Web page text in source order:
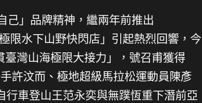
」品牌精神，繼兩年前推出
限水下山野快閃店」引起熱烈回響，今
灣山海極限大接力」，號召甫獲得
許汶而、極地超級馬拉松運動員陳彥
車登山王范永奕與無蹼恆重下潛前亞